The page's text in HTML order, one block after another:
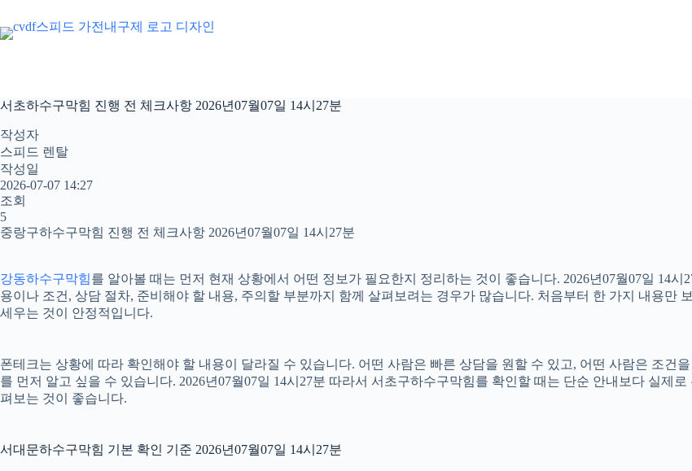
문
으
뛰
기
서초하수구막힘 진행 전 체크사항 2026년07월07일 14시27분
작성자
스피드 렌탈
작성일
2026-07-07 14:27
조회
5
중랑구하수구막힘 진행 전 체크사항 2026년07월07일 14시27분
강동하수구막힘를 알아볼 때는 먼저 현재 상황에서 어떤 정보가 필요한지 정리하는 것이 좋습니다. 2026년07월07일 14
용이나 조건, 상담 절차, 준비해야 할 내용, 주의할 부분까지 함께 살펴보려는 경우가 많습니다. 처음부터 한 가지 내용만
세우는 것이 안정적입니다.
폰테크는 상황에 따라 확인해야 할 내용이 달라질 수 있습니다. 어떤 사람은 빠른 상담을 원할 수 있고, 어떤 사람은 조건
를 먼저 알고 싶을 수 있습니다. 2026년07월07일 14시27분 따라서 서초구하수구막힘를 확인할 때는 단순 안내보다 실제
펴보는 것이 좋습니다.
서대문하수구막힘 기본 확인 기준 2026년07월07일 14시27분